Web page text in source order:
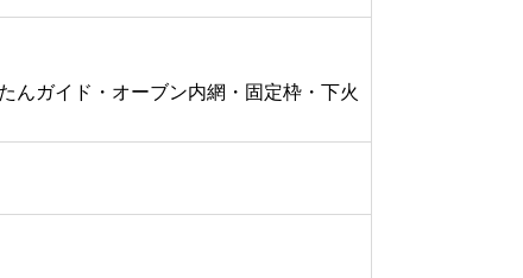
んガイド・オーブン内網・固定枠・下火